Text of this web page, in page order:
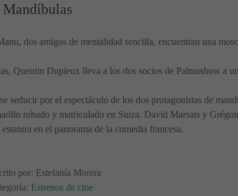
Mandíbulas
dos amigos de mentalidad sencilla, encuentran una
Quentin Dupieux lleva a los dos socios de Palmashow a
seducir por el espectáculo de los dos protagonistas de
robado y matriculado en Suiza. David Marsais y
en el panorama de la comedia francesa.
por: Estefanía Morera
Estrenos de cine